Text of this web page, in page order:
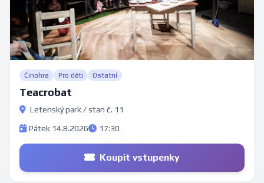
Činohra Pro děti Ostatní
Teacrobat
Letenský park / stan č. 11
Pátek 14.8.2026
17:30
Koupit vstupenky